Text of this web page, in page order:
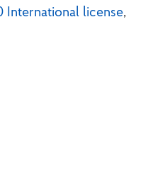
International license,